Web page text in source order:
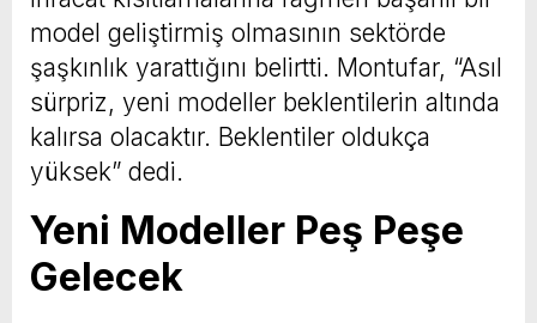
model geliştirmiş olmasının sektörde
şaşkınlık yarattığını belirtti. Montufar, “Asıl
sürpriz, yeni modeller beklentilerin altında
kalırsa olacaktır. Beklentiler oldukça
yüksek” dedi.
Yeni Modeller Peş Peşe
Gelecek